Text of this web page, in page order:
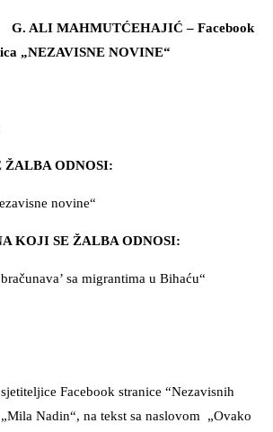
G. ALI MAHMUTĆEHAJIĆ – Facebook
„NEZAVISNE NOVINE“
ŽALBA ODNOSI:
novine“
KOJI SE ŽALBA ODNOSI:
sa migrantima u Bihaću“
Facebook stranice “Nezavisnih
Nadin“, na tekst sa naslovom „Ovako